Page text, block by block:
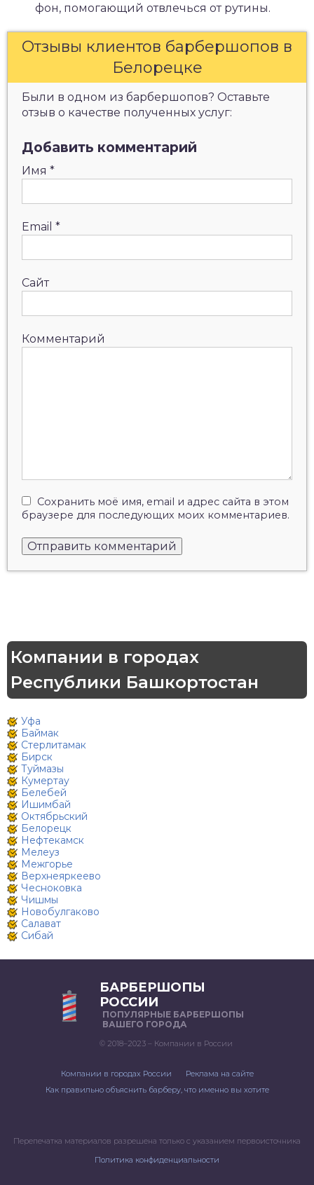
фон, помогающий отвлечься от рутины.
Отзывы клиентов барбершопов в
Белорецке
Были в одном из барбершопов? Оставьте
отзыв о качестве полученных услуг:
Добавить комментарий
Имя *
Email *
Сайт
Комментарий
Сохранить моё имя, email и адрес сайта в этом
браузере для последующих моих комментариев.
Компании в городах
Республики Башкортостан
Уфа
Баймак
Стерлитамак
Бирск
Туймазы
Кумертау
Белебей
Ишимбай
Октябрьский
Белорецк
Нефтекамск
Мелеуз
Межгорье
Верхнеяркеево
Чесноковка
Чишмы
Новобулгаково
Салават
Сибай
БАРБЕРШОПЫ
РОССИИ
ПОПУЛЯРНЫЕ БАРБЕРШОПЫ
ВАШЕГО ГОРОДА
© 2018–2023 – Компании в России
Компании в городах России
Реклама на сайте
Как правильно объяснить барберу, что именно вы хотите
Перепечатка материалов разрешена только с указанием первоисточника
Политика конфиденциальности